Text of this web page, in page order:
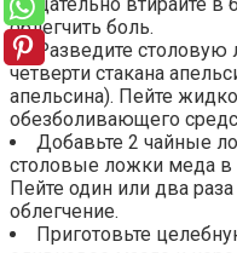
облегчить боль.
Разведите
четверти стакана
апельсина). Пейте
обезболивающего
Добавьте 2 чайные
столовые ложки меда в
Пейте один или два
облегчение.
Приготовьте